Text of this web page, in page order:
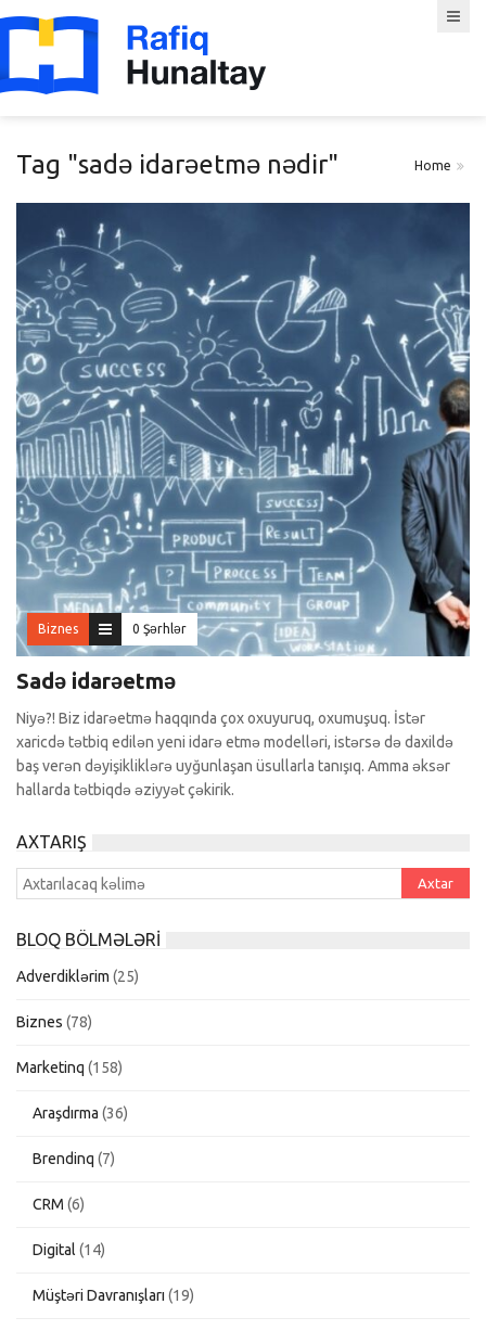
Tag "sadə idarəetmə nədir" Home
Biznes 0 Şərhlər
Sadə idarəetmə
Niyə?! Biz idarəetmə haqqında çox oxuyuruq, oxumuşuq. İstər
xaricdə tətbiq edilən yeni idarə etmə modelləri, istərsə də daxildə
baş verən dəyişikliklərə uyğunlaşan üsullarla tanışıq. Amma əksər
hallarda tətbiqdə əziyyət çəkirik.
AXTARIŞ
BLOQ BÖLMƏLƏRI
Adverdiklərim (25)
Biznes (78)
Marketinq (158)
Araşdırma (36)
Brendinq (7)
CRM (6)
Digital (14)
Müştəri Davranışları (19)